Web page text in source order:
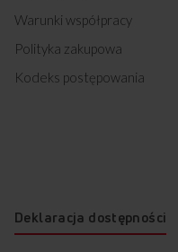
Warunki współpracy
Polityka zakupowa
Kodeks postępowania
Deklaracja dostępności